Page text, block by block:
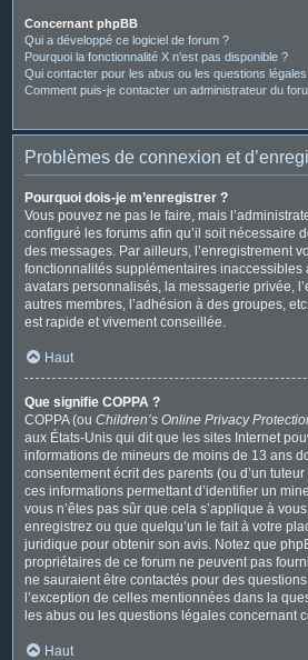
Concernant phpBB
Qui a développé ce logiciel de forum ?
Pourquoi la fonctionnalité X n’est pas disponible ?
Qui contacter pour les abus ou les questions
Comment puis-je contacter un administrateur du
Problèmes de connexion et
Pourquoi dois-je m’enregistrer ?
Vous pouvez ne pas le faire, mais
configuré les forums afin qu’il soit nécessaire
des messages. Par ailleurs, l’enregistrement
fonctionnalités supplémentaires inaccessibles
avatars personnalisés, la messagerie privée,
autres membres, l’adhésion à des groupes,
est rapide et vivement conseillée.
Haut
Que signifie COPPA ?
COPPA (ou Children’s Online Privacy
aux États-Unis qui dit que les sites Internet
informations de mineurs de moins de 13 ans
consentement écrit des parents (ou d’un
ces informations permettant d’identifier un
vous n’êtes pas sûr que cela s’applique à
enregistrez ou que quelqu’un le fait à votre
juridique pour obtenir son avis. Notez que
propriétaires de ce forum ne peuvent pas
ne sauraient être contactés pour des
l’exception de celles mentionnées dans la
les abus ou les questions légales concernant
Haut